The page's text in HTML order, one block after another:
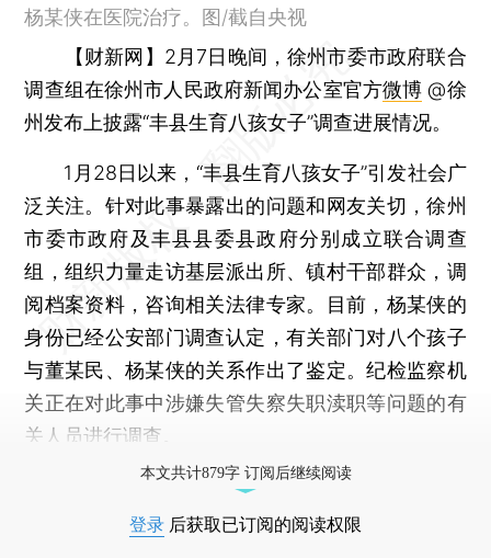
杨某侠在医院治疗。图/截自央视
【财新网】 2月7日晚间，徐州市委市政府联合
调查组在徐州市人民政府新闻办公室官方微博 @徐
州发布上披露“丰县生育八孩女子”调查进展情况。
1月28日以来，“丰县生育八孩女子”引发社会广
泛关注。针对此事暴露出的问题和网友关切，徐州
市委市政府及丰县县委县政府分别成立联合调查
组，组织力量走访基层派出所、镇村干部群众，调
阅档案资料，咨询相关法律专家。目前，杨某侠的
身份已经公安部门调查认定，有关部门对八个孩子
与董某民、杨某侠的关系作出了鉴定。纪检监察机
关正在对此事中涉嫌失管失察失职渎职等问题的有
关人员进行调查。
本文共计879字 订阅后继续阅读
登录 后获取已订阅的阅读权限